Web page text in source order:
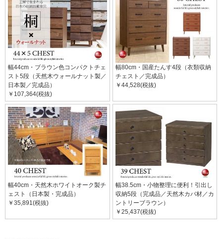
幅44cm・ブラウン色コンパクトチェ
スト5段（天然木ウォールナット製／
日本製／完成品）
￥107,364(税抜)
幅80cm・国産たんす4段（衣類収納
チェスト／完成品）
￥44,528(税抜)
幅40cm・天然木ホワイトオーク製チ
ェスト（日本製・完成品）
￥35,891(税抜)
幅38.5cm・小物整理に便利！引出し
収納5段（完成品／天然木カバ材／カ
ントリーブラウン）
￥25,437(税抜)